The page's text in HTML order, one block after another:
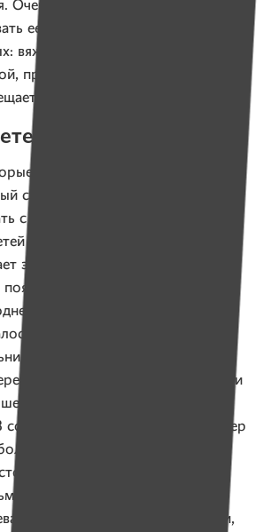
Очень часто Ольгу просят
ее мамой. Вот Ольга и заботится
вяжет носочки, угощает
приносит фрукты, а при
на выходных.
помочь
попадают в больницы,
стресс. Их лечат врачи,
с ними или почитать сказку.
не навещают. Проект «Няни
эту проблему. «Няни вместо
при поддержке «Имен»
отделения Красного
собрать деньги на зарплату
Гродно и Гродненской
их заботливые и ласковые руки
В 2017 году проект
нянь и младших сестер
Минска, Гомельской,
и Минской областей. Они
сиротами в стационарах:
кормят, меняют подгузники,